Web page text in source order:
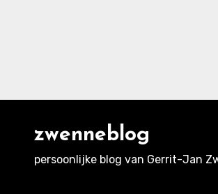
zwenneblog
persoonlijke blog van Gerrit-Jan